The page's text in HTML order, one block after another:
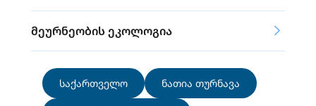
მეურნეობის ეკოლოგია
საქართველო ნათია თურნავა